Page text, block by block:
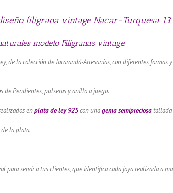
filigrana vintage Nacar-Turquesa
modelo Filigranas vintage.
de la colección de Jacarandá-Artesanías, con diferentes formas
Pendientes, pulseras y anillo a juego.
enplata de ley 925con unagema semipreciosatallada
la plata.
para servir a tus clientes, que identifica cada joya realizada a